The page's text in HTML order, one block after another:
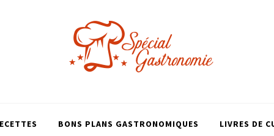
BONS PLANS GASTRONOMIQUES LIVRES DE